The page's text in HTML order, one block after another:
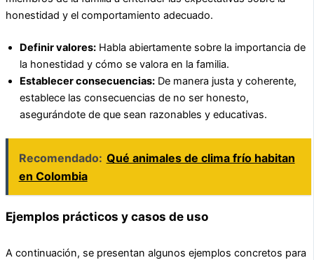
honestidad y el comportamiento adecuado.
Definir valores: Habla abiertamente sobre la importancia de
la honestidad y cómo se valora en la familia.
Establecer consecuencias: De manera justa y coherente,
establece las consecuencias de no ser honesto,
asegurándote de que sean razonables y educativas.
Recomendado: Qué animales de clima frío habitan
en Colombia
Ejemplos prácticos y casos de uso
A continuación, se presentan algunos ejemplos concretos para